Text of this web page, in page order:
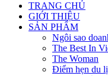
TRANG CHỦ
GIỚI THIỆU
SẢN PHẨM
Ngôi sao
The Best In
The Woman
Điểm hẹn du